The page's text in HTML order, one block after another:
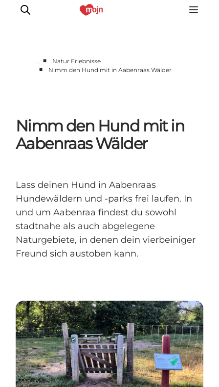
Übernachtung
Veranstaltungen
Information
… ■
Natur Erlebnisse
■
Nimm den Hund mit in Aabenraas Wälder
Nimm den Hund mit in
Aabenraas Wälder
Lass deinen Hund in Aabenraas
Hundewäldern und -parks frei laufen. In
und um Aabenraa findest du sowohl
stadtnahe als auch abgelegene
Naturgebiete, in denen dein vierbeiniger
Freund sich austoben kann.